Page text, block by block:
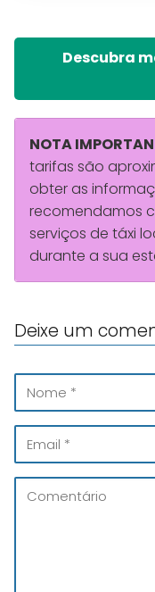
Descubra
NOTA
tarifas são
obter as
recomendamos
serviços de táxi
durante a sua
Deixe um